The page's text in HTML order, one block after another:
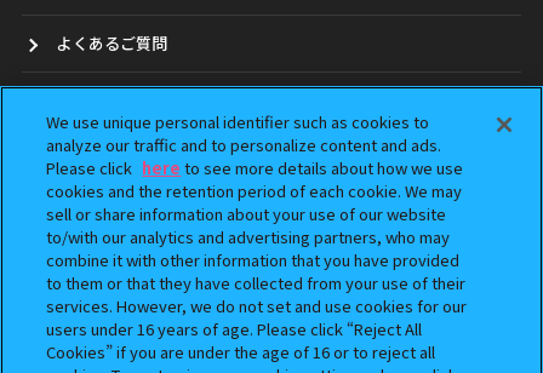
よくあるご質問
ガシャポンどこ？
アンケート
ウェブアクセシビリティ方針
Do Not Sell or Share My Personal Information
We use unique personal identifier such as cookies to
analyze our traffic and to personalize content and ads.
Please click here to see more details about how we use
cookies and the retention period of each cookie. We may
sell or share information about your use of our website
to/with our analytics and advertising partners, who may
combine it with other information that you have provided
to them or that they have collected from your use of their
services. However, we do not set and use cookies for our
users under 16 years of age. Please click “Reject All
Cookies” if you are under the age of 16 or to reject all